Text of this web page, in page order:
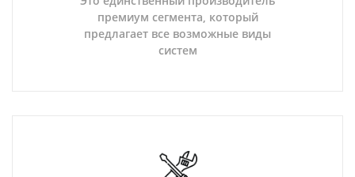
премиум сегмента, который
предлагает все возможные виды
систем